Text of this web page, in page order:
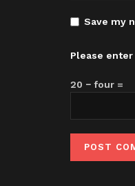
Save my
Please
20 − four =